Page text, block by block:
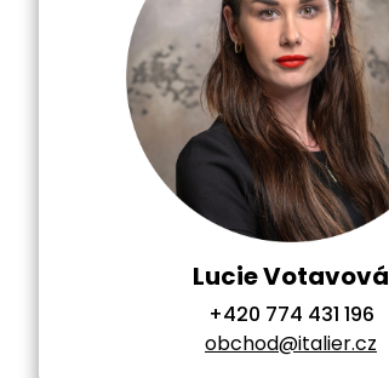
Lucie Votavová
+420 774 431 196
obchod@italier.cz